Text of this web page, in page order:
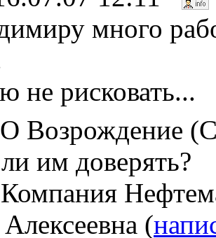
много
не рисковать...
Возрождение
им доверять?
(